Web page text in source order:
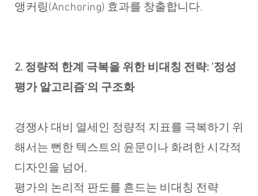
앵커링(Anchoring) 효과를 창출합니다.
2. 정량적 한계 극복을 위한 비대칭 전략: '정성
평가 알고리즘'의 구조화
경쟁사 대비 열세인 정량적 지표를 극복하기 위
해서는 뻔한 텍스트의 윤문이나 화려한 시각적
디자인을 넘어,
평가의 논리적 판도를 흔드는 비대칭 전략